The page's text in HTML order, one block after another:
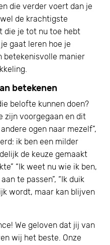
die verder voert dan je
de krachtigste
die je tot nu toe hebt
gaat leren hoe je
betekenisvolle manier
betekenen
belofte kunnen doen?
zijn voorgegaan en dit
ogen naar mezelf”,
ik ben een milder
de keuze gemaakt
“Ik weet nu wie ik ben,
te passen”, “Ik duik
wordt, maar kan blijven
We geloven dat jij van
wij het beste. Onze